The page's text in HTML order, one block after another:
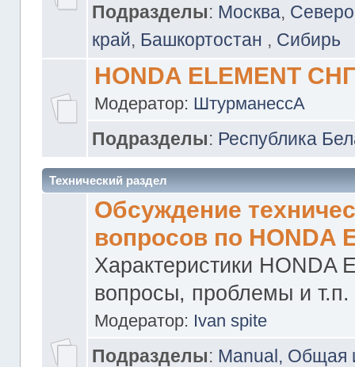
Подразделы: Москва,
край, Башкортостан , Сибирь
HONDA ELEMENT
Модератор: ШтурманессА
Подразделы: Республика
Технический раздел
Обсуждение
вопросов по HONDA
Характеристики HONDA
вопросы, проблемы и т.п.
Модератор: Ivan spite
Подразделы: Manual,